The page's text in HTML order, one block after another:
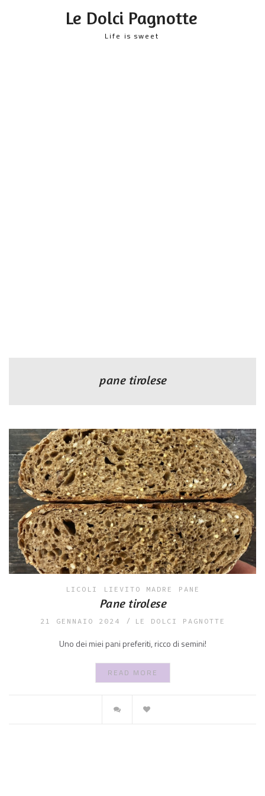
Le Dolci Pagnotte
Life is sweet
pane tirolese
LICOLI LIEVITO MADRE PANE
Pane tirolese
21 GENNAIO 2024 LE DOLCI PAGNOTTE
Uno dei miei pani preferiti, ricco di semini!
READ MORE